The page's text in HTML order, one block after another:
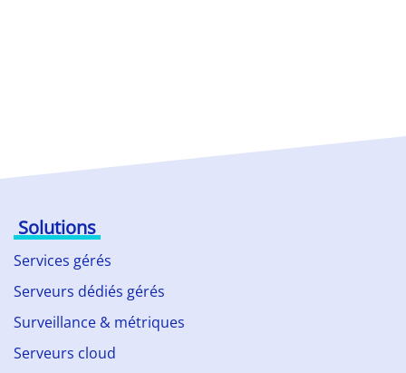
Solutions
Services gérés
Serveurs dédiés gérés
Surveillance & métriques
Serveurs cloud